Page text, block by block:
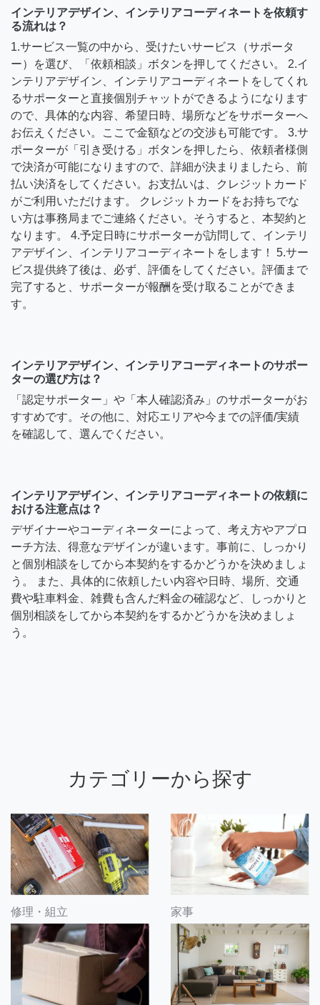
インテリアデザイン、インテリアコーディネートを依頼す
る流れは？
1.サービス一覧の中から、受けたいサービス（サポータ
ー）を選び、「依頼相談」ボタンを押してください。 2.イ
ンテリアデザイン、インテリアコーディネートをしてくれ
るサポーターと直接個別チャットができるようになります
ので、具体的な内容、希望日時、場所などをサポーターへ
お伝えください。ここで金額などの交渉も可能です。 3.サ
ポーターが「引き受ける」ボタンを押したら、依頼者様側
で決済が可能になりますので、詳細が決まりましたら、前
払い決済をしてください。お支払いは、クレジットカード
がご利用いただけます。 クレジットカードをお持ちでな
い方は事務局までご連絡ください。そうすると、本契約と
なります。 4.予定日時にサポーターが訪問して、インテリ
アデザイン、インテリアコーディネートをします！ 5.サー
ビス提供終了後は、必ず、評価をしてください。評価まで
完了すると、サポーターが報酬を受け取ることができま
す。
インテリアデザイン、インテリアコーディネートのサポー
ターの選び方は？
「認定サポーター」や「本人確認済み」のサポーターがお
すすめです。その他に、対応エリアや今までの評価/実績
を確認して、選んでください。
インテリアデザイン、インテリアコーディネートの依頼に
おける注意点は？
デザイナーやコーディネーターによって、考え方やアプロ
ーチ方法、得意なデザインが違います。事前に、しっかり
と個別相談をしてから本契約をするかどうかを決めましょ
う。 また、具体的に依頼したい内容や日時、場所、交通
費や駐車料金、雑費も含んだ料金の確認など、しっかりと
個別相談をしてから本契約をするかどうかを決めましょ
う。
カテゴリーから探す
修理・組立 家事